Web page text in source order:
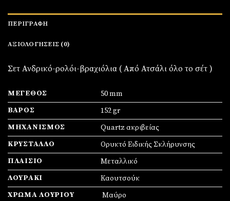
ΠΕΡΙΓΡΑΦΉ
ΑΞΙΟΛΟΓΉΣΕΙΣ (0)
Σετ Ανδρικό-ρολόι-βραχιόλια ( Από Ατσάλι όλο το σέτ )
ΜΈΓΕΘΟΣ
50 mm
ΒΆΡΟΣ
152 gr
ΜΗΧΑΝΙΣΜΌΣ
Quartz ακριβείας
ΚΡΎΣΤΑΛΛΟ
Ορυκτό Ειδικής Σκλήρυνσης
ΠΛΑΊΣΙΟ
Mεταλλικό
ΛΟΥΡΆΚΙ
Καουτσούκ
ΧΡΏΜΑ ΛΟΥΡΙΟΎ
Μαύρο